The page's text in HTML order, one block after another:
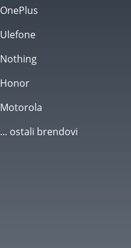
OnePlus
Ulefone
Nothing
Honor
Motorola
... ostali brendovi